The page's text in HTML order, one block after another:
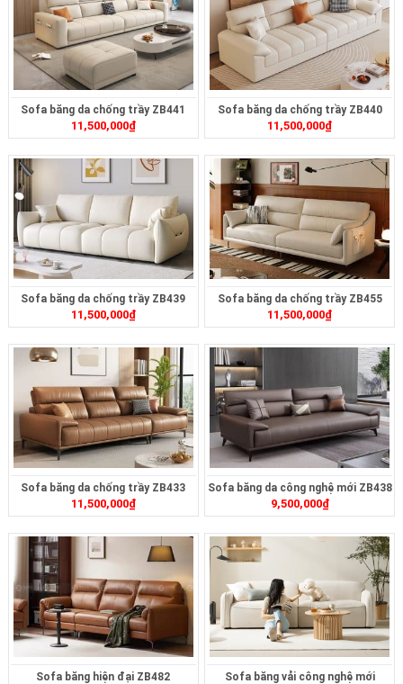
Sofa băng da chống trầy ZB441
11,500,000₫
Sofa băng da chống trầy ZB440
11,500,000₫
Sofa băng da chống trầy ZB439
11,500,000₫
Sofa băng da chống trầy ZB455
11,500,000₫
Sofa băng da chống trầy ZB433
11,500,000₫
Sofa băng da công nghệ mới ZB438
9,500,000₫
Sofa băng hiện đại ZB482 Sofa băng vải công nghệ mới